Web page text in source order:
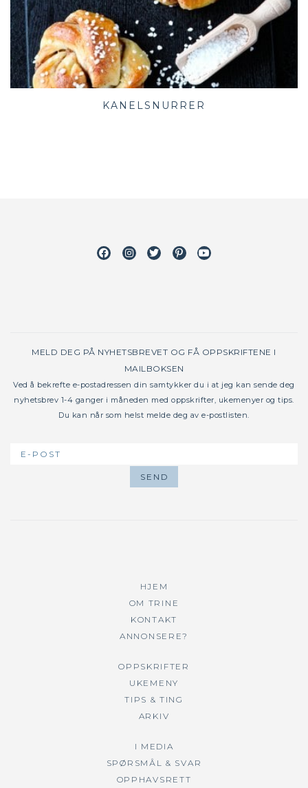
KANELSNURRER
FacebookInstagram
TwitterPinterestYoutube
MELD DEG PÅ NYHETSBREVET OG FÅ OPPSKRIFTENE I
MAILBOKSEN
Ved å bekrefte e-postadressen din samtykker du i at jeg kan sende deg
nyhetsbrev 1-4 ganger i måneden med oppskrifter, ukemenyer og tips.
Du kan når som helst melde deg av e-postlisten.
HJEM
OM TRINE
KONTAKT
ANNONSERE?
OPPSKRIFTER
UKEMENY
TIPS & TING
ARKIV
I MEDIA
SPØRSMÅL & SVAR
OPPHAVSRETT